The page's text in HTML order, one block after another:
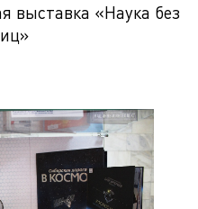
выставка «Наука без